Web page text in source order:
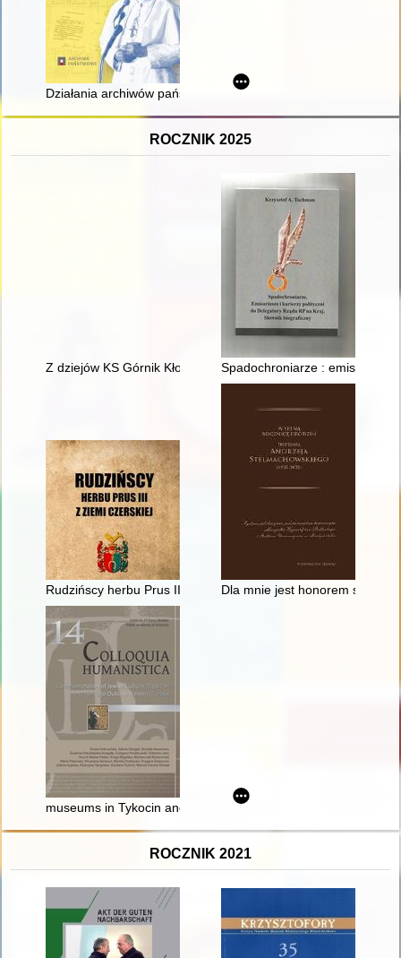
Działania archiwów państwowych i Naczelnej Dyrekcji
ROCZNIK 2025
Z dziejów KS Górnik Kłodawa Spadochroniarze :
Rudzińscy herbu Prus III z ziemi ciechanowskiej w
Dla mnie jest honorem służyć
museums in Tykocin and Włodawa as institutions shaping
ROCZNIK 2021